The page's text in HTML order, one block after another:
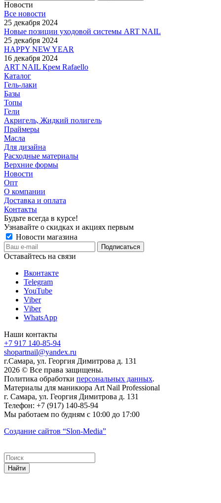
Новости
Все новости
25 декабря 2024
Новые позиции уходовой системы ART NAIL
25 декабря 2024
HAPPY NEW YEAR
16 декабря 2024
ART NAIL Крем Rafaello
Каталог
Гель-лаки
Базы
Топы
Гели
Акригель, Жидкий полигель
Праймеры
Масла
Для дизайна
Расходные материалы
Верхние формы
Новости
Опт
О компании
Доставка и оплата
Контакты
Будьте всегда в курсе!
Узнавайте о скидках и акциях первым
Новости магазина
Оставайтесь на связи
Вконтакте
Telegram
YouTube
Viber
Viber
WhatsApp
Наши контакты
+7 917 140-85-94
shopartnail@yandex.ru
г.Самара, ул. Георгия Димитрова д. 131
2026 © Все права защищены.
Политика обработки персональных данных.
Материалы для маникюра Art Nail Professional
г. Самара, ул. Георгия Димитрова д. 131
Телефон: +7 (917) 140-85-94
Мы работаем по будням с 10:00 до 17:00
Создание сайтов “Slon-Media”
Найти